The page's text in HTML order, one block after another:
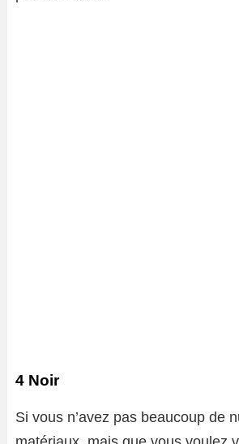
4 Noir
Si vous n’avez pas beaucoup de